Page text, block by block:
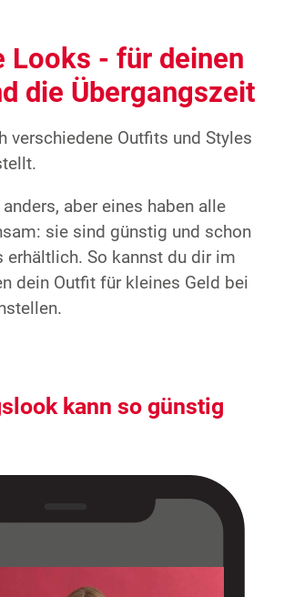
Looks - für deinen
die Übergangszeit
verschiedene Outfits und Styles
aber eines haben alle
sie sind günstig und schon
erhältlich. So kannst du dir im
dein Outfit für kleines Geld bei
kann so günstig